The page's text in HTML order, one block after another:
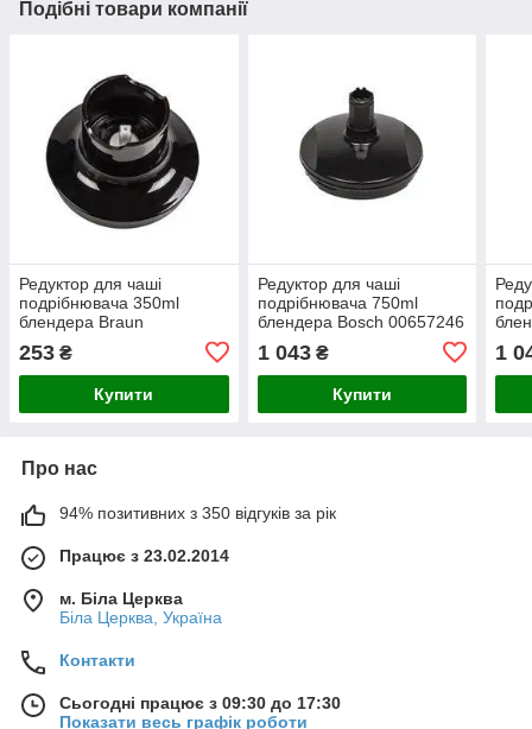
Подібні товари компанії
Редуктор для чаші
подрібнювача 350ml
блендера Braun
253 ₴
Купити
Редуктор для чаші
подрібнювача 750ml
блендера Bosch 00657246
1 043₴
Купити
1
Про нас
94% позитивних з 350 відгуків за рік
Працює з 23.02.2014
м. Біла Церква
Біла Церква, Україна
Контакти
Сьогодні працює з 09:30 до 17:30
Показати весь графік роботи